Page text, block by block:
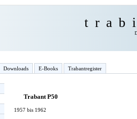
Downloads E-Books Trabantregister
Trabant P50
1957 bis 1962